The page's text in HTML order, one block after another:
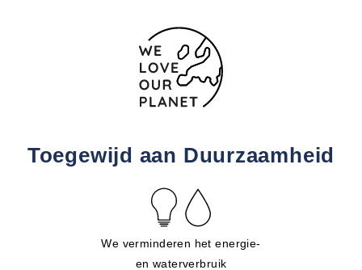
Toegewijd aan Duurzaamheid
We verminderen het energie-
en waterverbruik